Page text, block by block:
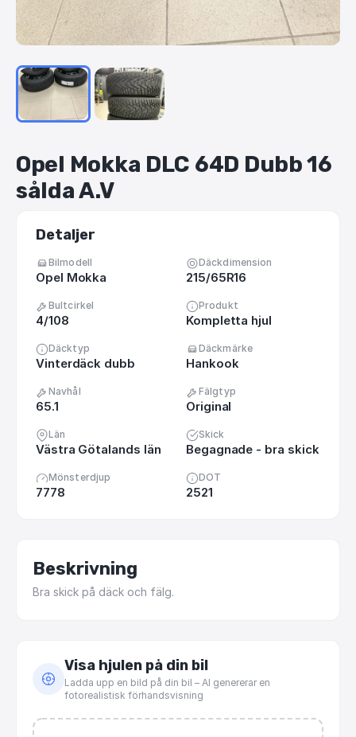
Opel Mokka DLC 64D Dubb16
såldaA.V
Detaljer
Bilmodell
Opel Mokka
Däckdimension
215/65R16
Bultcirkel
4/108
Produkt
Kompletta hjul
Däcktyp
Vinterdäck dubb
Däckmärke
Hankook
Navhål
65.1
Fälgtyp
Original
Län
Västra Götalands län
Skick
Begagnade - bra skick
Mönsterdjup
7778
DOT
2521
Beskrivning
Bra skick på däck och fälg.
Visa hjulen på din bil
Ladda upp en bild på din bil – AI genererar en
fotorealistisk förhandsvisning